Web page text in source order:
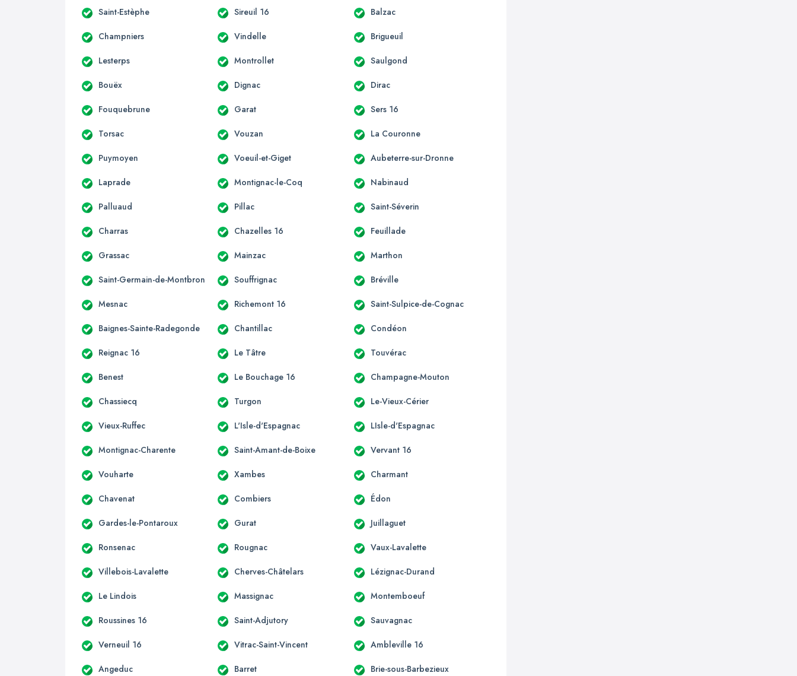
Saint-Estèphe Sireuil 16 Balzac
Champniers Vindelle Brigueuil
Lesterps Montrollet Saulgond
Bouëx Dignac Dirac
Fouquebrune Garat Sers 16
Torsac Vouzan La Couronne
Puymoyen Voeuil-et-Giget Aubeterre-sur-Dronne
Laprade Montignac-le-Coq Nabinaud
Palluaud Pillac Saint-Séverin
Charras Chazelles 16 Feuillade
Grassac Mainzac Marthon
Saint-Germain-de-Montbron Souffrignac Bréville
Mesnac Richemont 16 Saint-Sulpice-de-Cognac
Baignes-Sainte-Radegonde Chantillac Condéon
Reignac 16 Le Tâtre Touvérac
Benest Le Bouchage 16 Champagne-Mouton
Chassiecq Turgon Le-Vieux-Cérier
Vieux-Ruffec L'Isle-d'Espagnac LIsle-d'Espagnac
Montignac-Charente Saint-Amant-de-Boixe Vervant 16
Vouharte Xambes Charmant
Chavenat Combiers Édon
Gardes-le-Pontaroux Gurat Juillaguet
Ronsenac Rougnac Vaux-Lavalette
Villebois-Lavalette Cherves-Châtelars Lézignac-Durand
Le Lindois Massignac Montemboeuf
Roussines 16 Saint-Adjutory Sauvagnac
Verneuil 16 Vitrac-Saint-Vincent Ambleville 16
Angeduc Barret Brie-sous-Barbezieux